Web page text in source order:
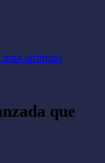
arritmias
que